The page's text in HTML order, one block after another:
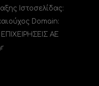
Ιστοσελίδας:
Domain:
ΑΕ